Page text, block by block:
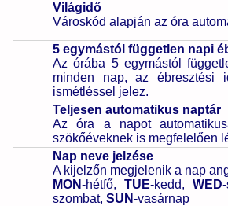
Világidő
Városkód alapján az óra
5 egymástól független napi
Az órába 5 egymástól
minden nap, az ébresztési
ismétléssel jelez.
Teljesen automatikus naptár
Az óra a napot
szökőéveknek is megfelelően
Nap neve jelzése
A kijelzőn megjelenik a nap
MON-hétfő, TUE-kedd, WED
szombat, SUN-vasárnap